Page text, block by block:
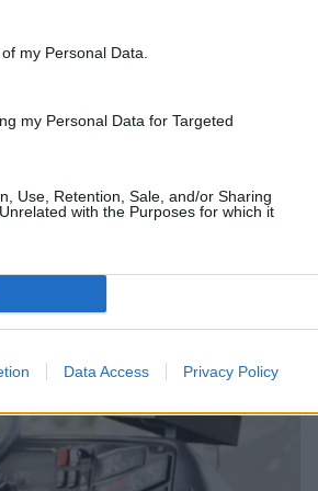
my Personal Data.
my Personal Data for Targeted
Use, Retention, Sale, and/or Sharing
with the Purposes for which it
Data Access Privacy Policy
aki az utolsó
nyaralással
szezon, mégis sokan csak most
utazást.